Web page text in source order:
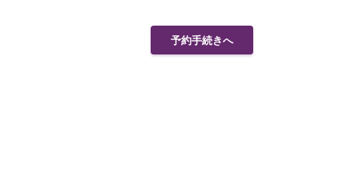
予約手続きへ